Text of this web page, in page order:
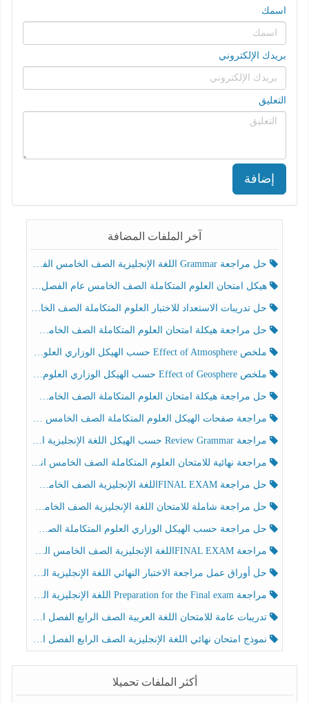
اسمك
بريدك الإلكتروني
التعليق
إضافة
آخر الملفات المضافة
حل مراجعة Grammar اللغة الإنجليزية الصف الخامس الفصل الثالث
هيكل امتحان العلوم المتكاملة الصف الخامس عام الفصل الدراسي الثالث 2025-2026
حل تدريبات الاستعداد للاختبار العلوم المتكاملة الصف الخامس عام الفصل الثالث
حل مراجعة هيكلة امتحان العلوم المتكاملة الصف الخامس انسبير الفصل الثالث
ملخص Effect of Atmosphere حسب الهيكل الوزاري العلوم المتكاملة الصف الخامس انسبير الفصل الثالث
ملخص Effect of Geosphere حسب الهيكل الوزاري العلوم المتكاملة الصف الخامس انسبير الفصل الثالث
حل مراجعة هيكلة امتحان العلوم المتكاملة الصف الخامس عام الفصل الثالث
مراجعة صفحات الهيكل العلوم المتكاملة الصف الخامس انسبير الفصل الثالث
مراجعة Review Grammar حسب الهيكل اللغة الإنجليزية الصف الخامس الفصل الثالث
مراجعة نهائية للامتحان العلوم المتكاملة الصف الخامس انسبير الفصل الثالث
حل مراجعة FINAL EXAMاللغة الإنجليزية الصف الخامس الفصل الثالث
حل مراجعة شاملة للامتحان اللغة الإنجليزية الصف الخامس الفصل الثالث
حل مراجعة حسب الهيكل الوزاري العلوم المتكاملة الصف الخامس عام الفصل الثالث
مراجعة FINAL EXAMاللغة الإنجليزية الصف الخامس الفصل الثالث
حل أوراق عمل مراجعة الاختبار النهائي اللغة الإنجليزية الصف الرابع الفصل الثالث
مراجعة Preparation for the Final exam اللغة الإنجليزية الصف الرابع الفصل الثالث
تدريبات عامة للامتحان اللغة العربية الصف الرابع الفصل الثالث
نموذج امتحان نهائي اللغة الإنجليزية الصف الرابع الفصل الثالث
أكثر الملفات تحميلا